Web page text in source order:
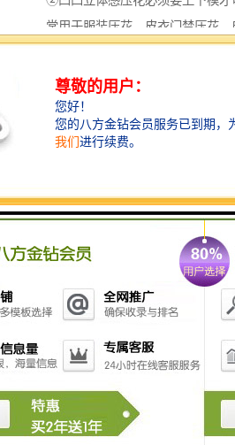
常用于服装压花、皮衣门禁压花、
流关闭再进行作业。
总的来说皮革压花机在加工产品时
时间调节、温度调节、平衡调节
求，不要把每一种产品都放在同
减少很多机器故障，使机器使用时
更多利益。